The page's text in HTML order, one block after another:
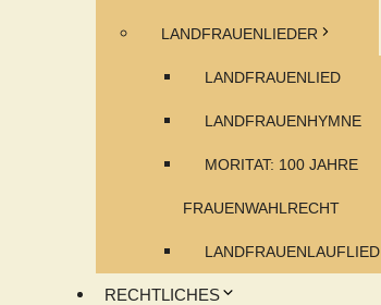
LANDFRAUENLIEDER
LANDFRAUENLIED
LANDFRAUENHYMNE
MORITAT: 100 JAHRE
FRAUENWAHLRECHT
LANDFRAUENLAUFLIED
RECHTLICHES